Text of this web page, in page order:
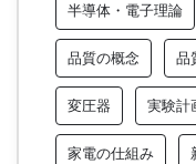
半導体・電子理論
品質の概念 品
変圧器 実験計
家電の仕組み